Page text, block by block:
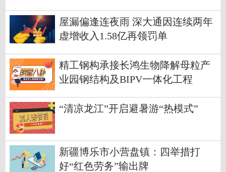
屋漏偏逢连夜雨 深大通因连续两年
虚增收入1.58亿再领罚单
精工钢构承接长鸿生物降解母粒产
业园钢结构及BIPV一体化工程
“清凉龙江”开启避暑游“热模式”
新疆博乐市小营盘镇：四举措打
好“红色劳务”输出牌